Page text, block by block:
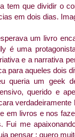
tem que dividir o
em dois dias.
um livro
é uma
e a narrativa
para aqueles dois
queria um geek
querido e
em livros e nos
Fui me
pensar : quero